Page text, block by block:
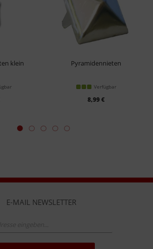
klein Pyramidennieten
Verfügbar
8,99 €
E-MAIL NEWSLETTER